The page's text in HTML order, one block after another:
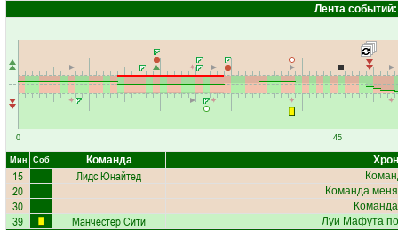
Лента событий:
0 45
Мин Соб Команда
15 Лидс Юнайтед
20 Команда
30
39 Манчестер Сити Луи Мафута